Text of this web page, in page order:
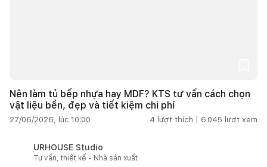
Nên làm tủ bếp nhựa hay MDF? KTS tư vấn cách chọn
vật liệu bền, đẹp và tiết kiệm chi phí
27/06/2026, lúc 10:00 4 lượt thích | 6.045 lượt xem
URHOUSE Studio
Tư vấn, thiết kế - Nhà sản xuất